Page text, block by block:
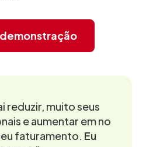
reduzir, muito seus
e aumentar em no
faturamento. Eu